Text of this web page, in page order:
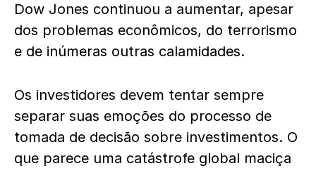
Dow Jones continuou a aumentar, apesar
dos problemas econômicos, do terrorismo
e de inúmeras outras calamidades.
Os investidores devem tentar sempre
separar suas emoções do processo de
tomada de decisão sobre investimentos. O
que parece uma catástrofe global maciça